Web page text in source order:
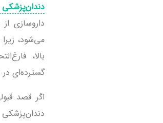
داروسازی از
می‌شود،
بالا،
گسترده‌ای در
اگر قصد